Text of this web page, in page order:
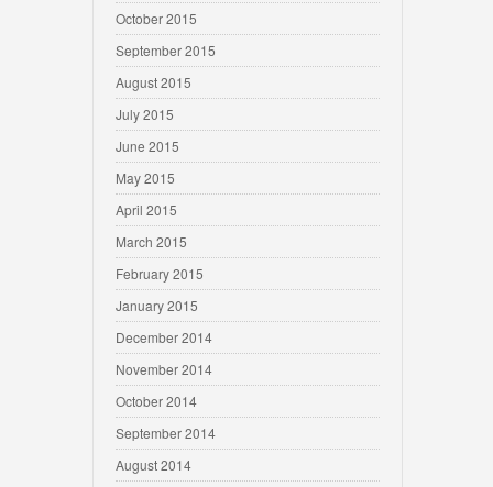
October 2015
September 2015
August 2015
July 2015
June 2015
May 2015
April 2015
March 2015
February 2015
January 2015
December 2014
November 2014
October 2014
September 2014
August 2014